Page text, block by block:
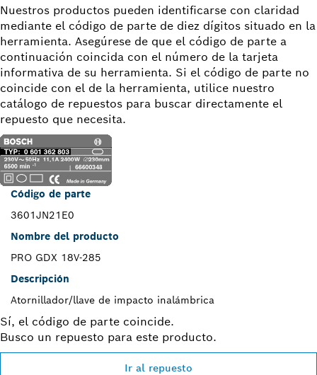
Nuestros productos pueden identificarse con claridad
mediante el código de parte de diez dígitos situado en la
herramienta. Asegúrese de que el código de parte a
continuación coincida con el número de la tarjeta
informativa de su herramienta. Si el código de parte no
coincide con el de la herramienta, utilice nuestro
catálogo de repuestos para buscar directamente el
repuesto que necesita.
Código de parte
3601JN21E0
Nombre del producto
PRO GDX 18V-285
Descripción
Atornillador/llave de impacto inalámbrica
Sí, el código de parte coincide.
Busco un repuesto para este producto.
Ir al repuesto